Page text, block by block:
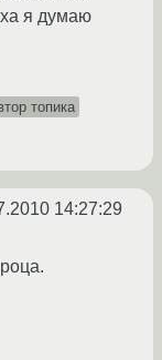
я думаю
топика
14:27:29